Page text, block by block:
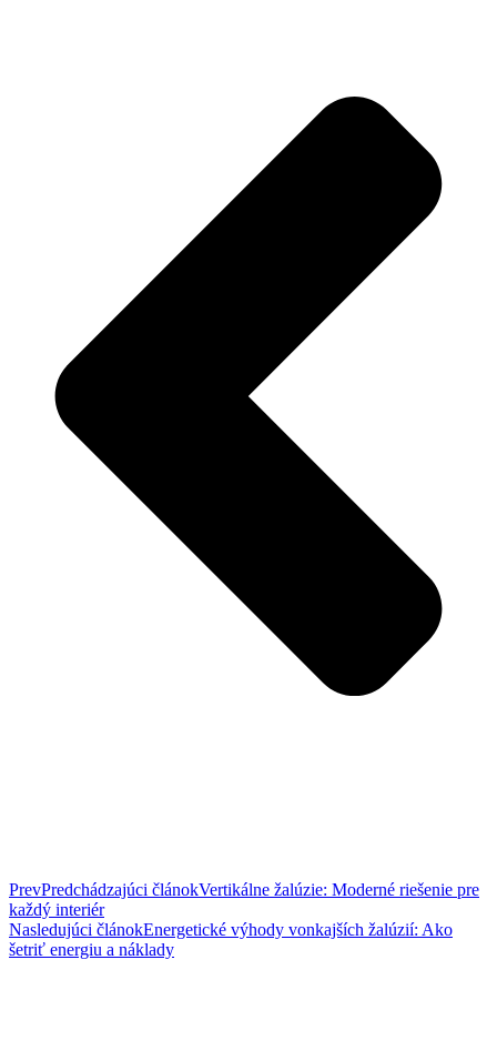
PrevPredchádzajúci článokVertikálne žalúzie: Moderné riešenie pre
každý interiér
Nasledujúci článokEnergetické výhody vonkajších žalúzií: Ako
šetriť energiu a náklady